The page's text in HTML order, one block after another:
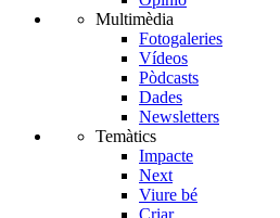
Multimèdia
Fotogaleries
Vídeos
Pòdcasts
Dades
Newsletters
Temàtics
Impacte
Next
Viure bé
Criar